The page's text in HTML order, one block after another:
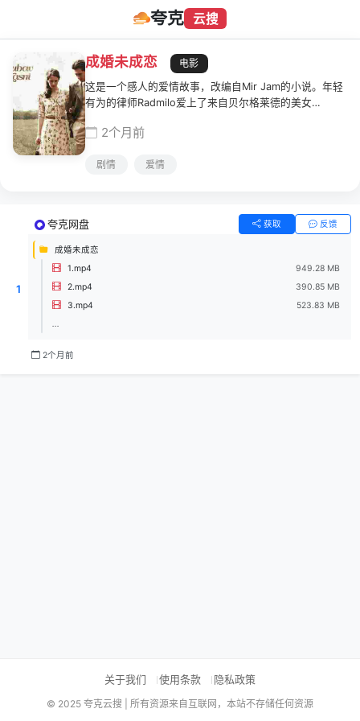
夸克 云搜
成婚未成恋
电影
这是一个感人的爱情故事，改编自Mir Jam的小说。年轻
有为的律师Radmilo爱上了来自贝尔格莱德的美女
人，但当那个男人不愿娶她时，她接受了Radmilo的求婚
离开，但Radmilo请求她给他三个月时间，以便想出一个
芽，从争吵开始，最终发展为深情。
2个月前
剧情 爱情
1
夸克网盘 获取 反馈
成婚未成恋
1.mp4
949.28 MB
2.mp4
390.85 MB
3.mp4
523.83 MB
...
2个月前
关于我们 使用条款 隐私政策
© 2025 夸克云搜 | 所有资源来自互联网，本站不存储任何资源